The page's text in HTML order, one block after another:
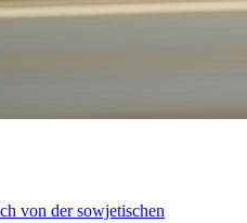
von der sowjetischen